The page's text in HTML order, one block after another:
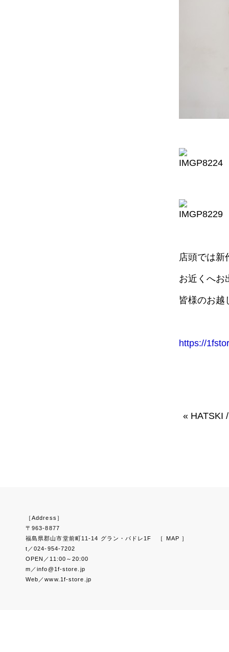
店頭では新
お近くへお
皆様のお越
https://
« HATSKI
［Address］
〒963-8877
福島県郡山市堂前町11-14 グラン・パドレ1F
［ MAP ］
t／024-954-7202
OPEN／11:00～20:00
m／info@1f-store.jp
Web／www.1f-store.jp